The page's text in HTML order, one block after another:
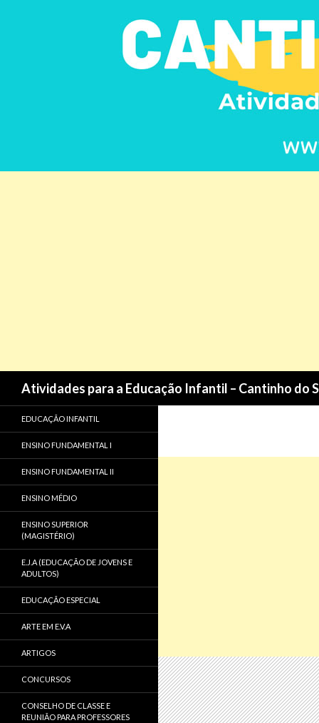
Atividades para a Educação Infantil – Cantinho do
EDUCAÇÃO INFANTIL
ENSINO FUNDAMENTAL I
ENSINO FUNDAMENTAL II
ENSINO MÉDIO
ENSINO SUPERIOR
(MAGISTÉRIO)
E.J.A (EDUCAÇÃO DE JOVENS E
ADULTOS)
EDUCAÇÃO ESPECIAL
ARTE EM E.V.A
ARTIGOS
CONCURSOS
CONSELHO DE CLASSE E
REUNIÃO PARA PROFESSORES